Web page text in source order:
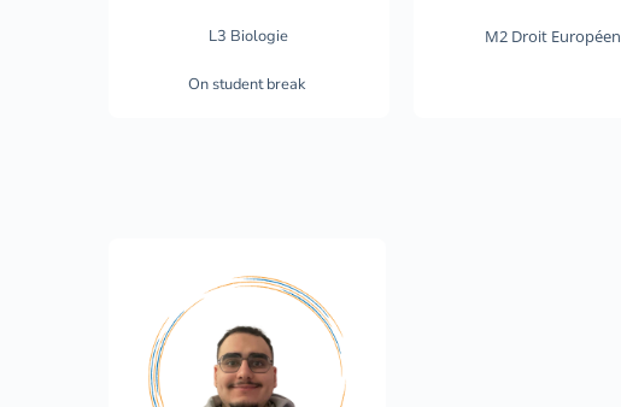
L3 Biologie
On student break
M2 Droit Européen